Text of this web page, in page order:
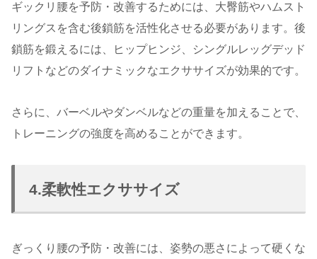
ギックリ腰を予防・改善するためには、大臀筋やハムスト
リングスを含む後鎖筋を活性化させる必要があります。後
鎖筋を鍛えるには、ヒップヒンジ、シングルレッグデッド
リフトなどのダイナミックなエクササイズが効果的です。
さらに、バーベルやダンベルなどの重量を加えることで、
トレーニングの強度を高めることができます。
4.柔軟性エクササイズ
ぎっくり腰の予防・改善には、姿勢の悪さによって硬くな